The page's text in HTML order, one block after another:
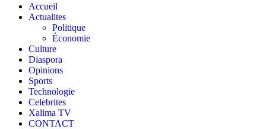
Accueil
Actualites
Politique
Économie
Culture
Diaspora
Opinions
Sports
Technologie
Celebrites
Xalima TV
CONTACT